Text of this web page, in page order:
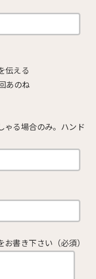
伝える
あのね
ゃる場合のみ。ハンド
書き下さい（必須）